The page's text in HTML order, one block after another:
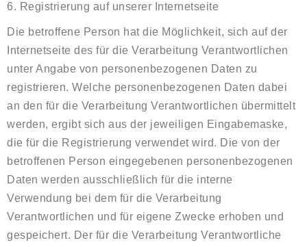
6. Registrierung auf unserer Internetseite
Die betroffene Person hat die Möglichkeit, sich auf der
Internetseite des für die Verarbeitung Verantwortlichen
unter Angabe von personenbezogenen Daten zu
registrieren. Welche personenbezogenen Daten dabei
an den für die Verarbeitung Verantwortlichen übermittelt
werden, ergibt sich aus der jeweiligen Eingabemaske,
die für die Registrierung verwendet wird. Die von der
betroffenen Person eingegebenen personenbezogenen
Daten werden ausschließlich für die interne
Verwendung bei dem für die Verarbeitung
Verantwortlichen und für eigene Zwecke erhoben und
gespeichert. Der für die Verarbeitung Verantwortliche